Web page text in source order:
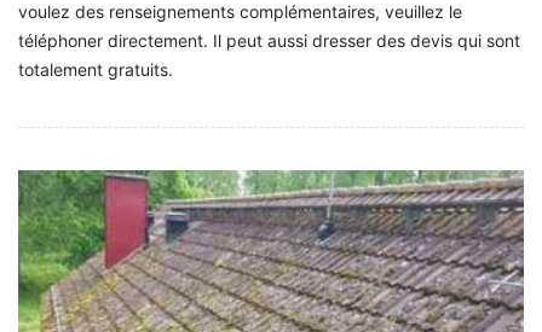
voulez des renseignements complémentaires, veuillez le
téléphoner directement. Il peut aussi dresser des devis qui sont
totalement gratuits.